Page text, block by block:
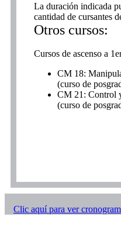
La duración indicada
cantidad de cursantes
Otros cursos:
Cursos de ascenso a
CM 18:
(curso de
CM 21: Control
(curso de
Clic aquí para ver